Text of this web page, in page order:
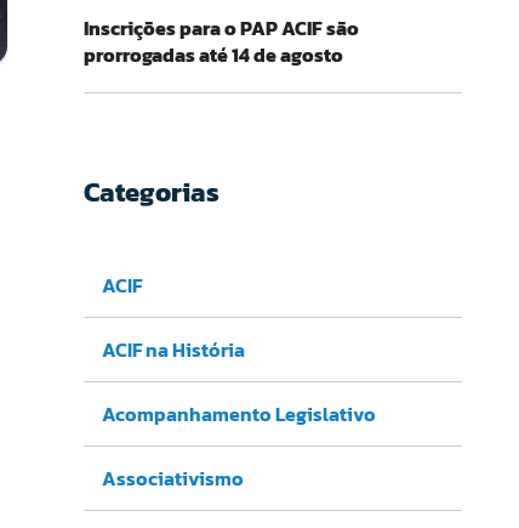
Inscrições para o PAP ACIF são
prorrogadas até 14 de agosto
Categorias
ACIF
ACIF na História
Acompanhamento Legislativo
Associativismo